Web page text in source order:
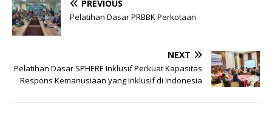
PREVIOUS
Pelatihan Dasar PRBBK Perkotaan
NEXT
Pelatihan Dasar SPHERE Inklusif Perkuat Kapasitas
Respons Kemanusiaan yang Inklusif di Indonesia